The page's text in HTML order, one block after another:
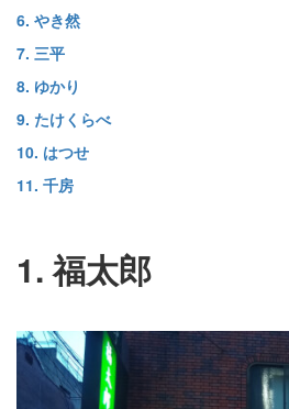
6. やき然
7. 三平
8. ゆかり
9. たけくらべ
10. はつせ
11. 千房
1. 福太郎